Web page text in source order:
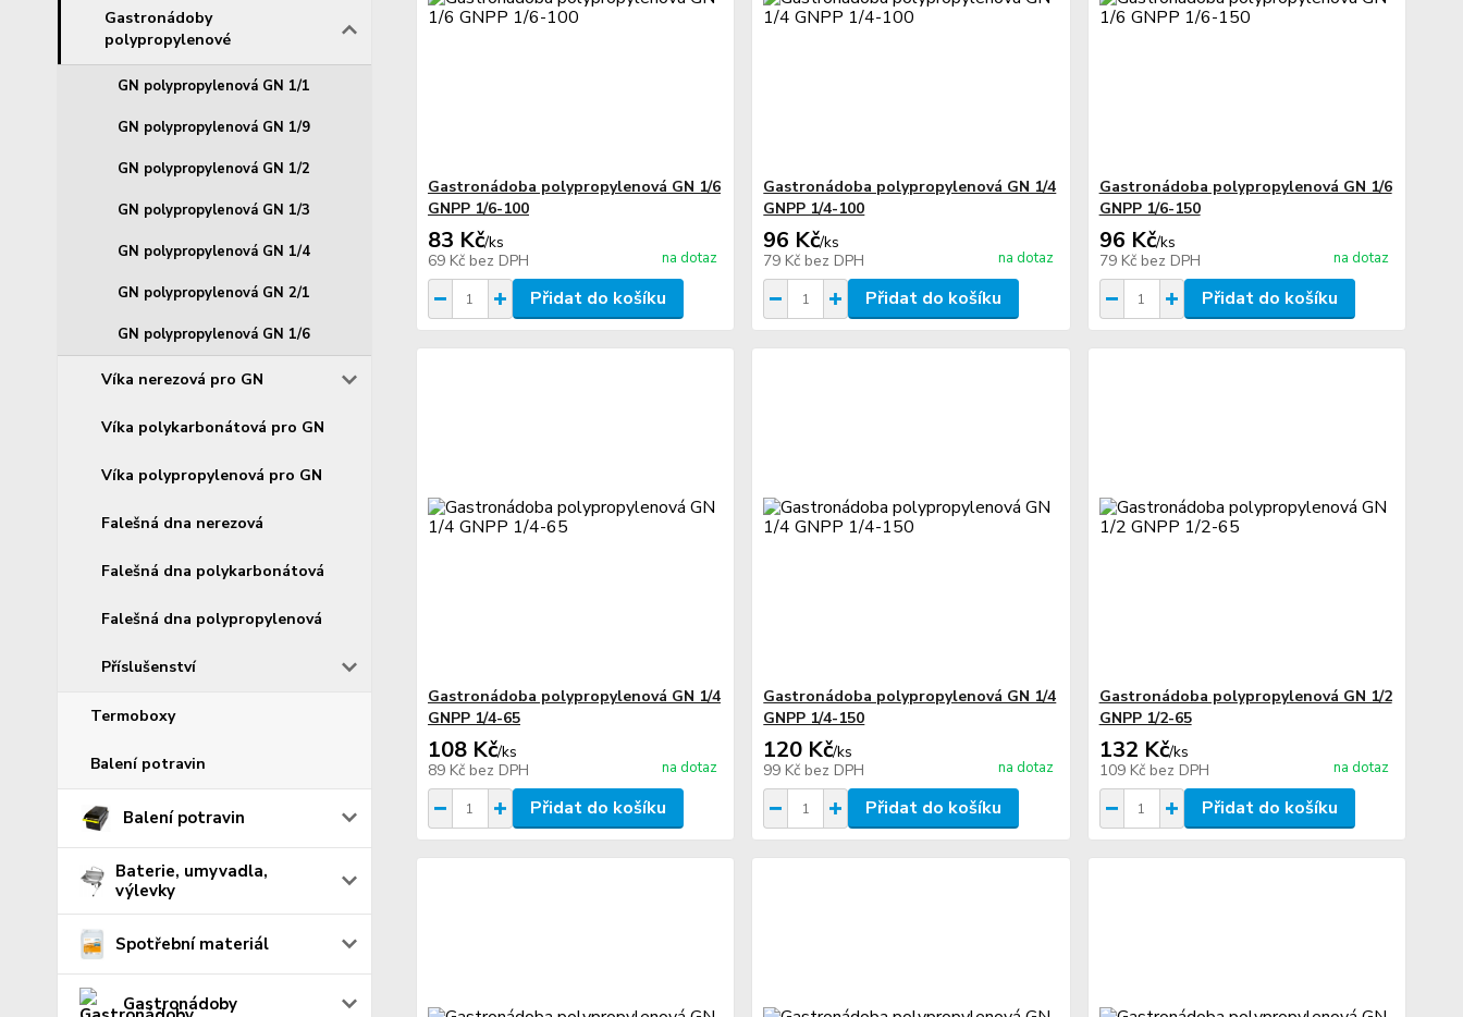
Gastronádoby
polypropylenové
GN polypropylenová GN 1/1
GN polypropylenová GN 1/9
GN polypropylenová GN 1/2
GN polypropylenová GN 1/3
GN polypropylenová GN 1/4
GN polypropylenová GN 2/1
GN polypropylenová GN 1/6
Víka nerezová pro GN
Víka polykarbonátová pro GN
Víka polypropylenová pro GN
Falešná dna nerezová
Falešná dna polykarbonátová
Falešná dna polypropylenová
Příslušenství
Termoboxy
Balení potravin
Balení potravin
Baterie, umyvadla,
výlevky
Spotřební materiál
Gastronádoby
Gastronádoba polypropylenová GN 1/6
GNPP 1/6-100
83 Kč/ks
69 Kč bez DPH na dotaz
Přidat do košíku
Gastronádoba polypropylenová GN 1/4
GNPP 1/4-100
96 Kč/ks
79 Kč bez DPH na dotaz
Přidat do košíku
Gastronádoba polypropylenová GN 1/6
GNPP 1/6-150
96 Kč/ks
79 Kč bez DPH na dotaz
Přidat do košíku
Gastronádoba polypropylenová GN 1/4
GNPP 1/4-65
108 Kč/ks
89 Kč bez DPH na dotaz
Přidat do košíku
Gastronádoba polypropylenová GN 1/4
GNPP 1/4-150
120 Kč/ks
99 Kč bez DPH na dotaz
Přidat do košíku
Gastronádoba polypropylenová GN 1/2
GNPP 1/2-65
132 Kč/ks
109 Kč bez DPH na dotaz
Přidat do košíku